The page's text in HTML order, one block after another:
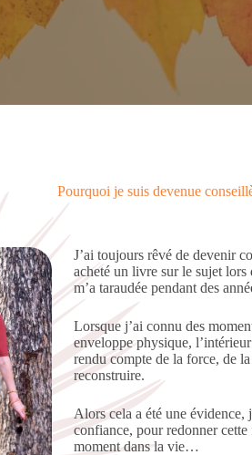
Pourquoi je suis devenue
J’ai toujours rêvé de devenir
acheté un livre sur le sujet lors
m’a taraudée pendant des
Lorsque j’ai connu des
enveloppe physique,
rendu compte de la force, de
reconstruire.
Alors cela a été une évidence,
confiance, pour redonner
moment dans la vie…